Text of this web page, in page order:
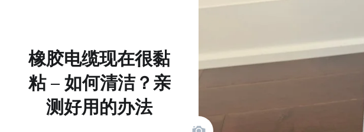
橡胶电缆现在很黏
粘 – 如何清洁？亲
测好用的办法